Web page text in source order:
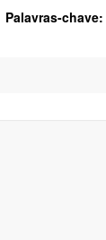
Palavras-chave: